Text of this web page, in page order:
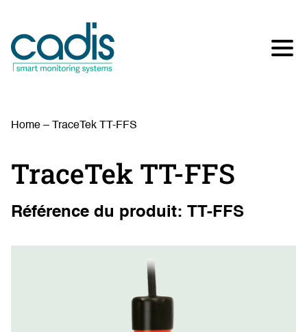
Home – TraceTek TT-FFS
TraceTek TT-FFS
Référence du produit: TT-FFS